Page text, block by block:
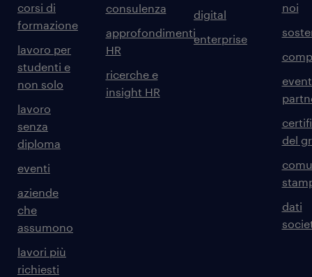
corsi di
formazione
lavoro per
studenti e
non solo
lavoro
senza
diploma
eventi
aziende
che
assumono
lavori più
richiesti
consulenza
approfondimenti
HR
ricerche e
insight HR
digital
enterprise
noi
del
dati